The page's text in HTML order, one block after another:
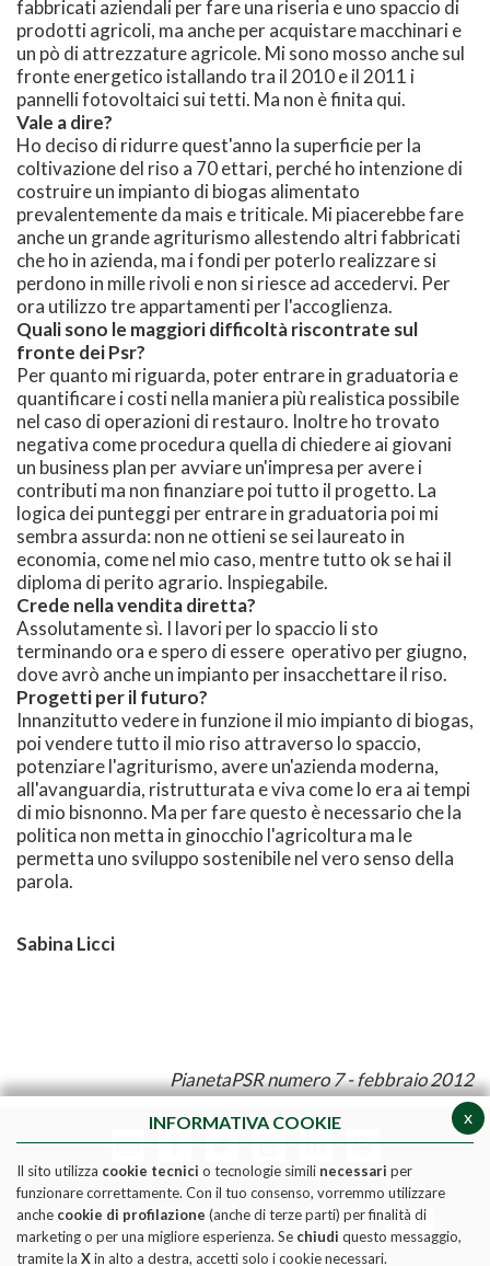
fabbricati aziendali per fare una riseria e uno spaccio di
prodotti agricoli, ma anche per acquistare macchinari e
un pò di attrezzature agricole. Mi sono mosso anche sul
fronte energetico istallando tra il 2010 e il 2011 i
pannelli fotovoltaici sui tetti. Ma non è finita qui.
Vale a dire?
Ho deciso di ridurre quest'anno la superficie per la
coltivazione del riso a 70 ettari, perché ho intenzione di
costruire un impianto di biogas alimentato
prevalentemente da mais e triticale. Mi piacerebbe fare
anche un grande agriturismo allestendo altri fabbricati
che ho in azienda, ma i fondi per poterlo realizzare si
perdono in mille rivoli e non si riesce ad accedervi. Per
ora utilizzo tre appartamenti per l'accoglienza.
Quali sono le maggiori difficoltà riscontrate sul
fronte dei Psr?
Per quanto mi riguarda, poter entrare in graduatoria e
quantificare i costi nella maniera più realistica possibile
nel caso di operazioni di restauro. Inoltre ho trovato
negativa come procedura quella di chiedere ai giovani
un business plan per avviare un'impresa per avere i
contributi ma non finanziare poi tutto il progetto. La
logica dei punteggi per entrare in graduatoria poi mi
sembra assurda: non ne ottieni se sei laureato in
economia, come nel mio caso, mentre tutto ok se hai il
diploma di perito agrario. Inspiegabile.
Crede nella vendita diretta?
Assolutamente sì. I lavori per lo spaccio li sto
terminando ora e spero di essere operativo per giugno,
dove avrò anche un impianto per insacchettare il riso.
Progetti per il futuro?
Innanzitutto vedere in funzione il mio impianto di biogas,
poi vendere tutto il mio riso attraverso lo spaccio,
potenziare l'agriturismo, avere un'azienda moderna,
all'avanguardia, ristrutturata e viva come lo era ai tempi
di mio bisnonno. Ma per fare questo è necessario che la
politica non metta in ginocchio l'agricoltura ma le
permetta uno sviluppo sostenibile nel vero senso della
parola.
Sabina Licci
PianetaPSR numero 7 - febbraio 2012
x
INFORMATIVA COOKIE
Il sito utilizza cookie tecnici o tecnologie simili necessari per
funzionare correttamente. Con il tuo consenso, vorremmo utilizzare
anche cookie di profilazione (anche di terze parti) per finalità di
marketing o per una migliore esperienza. Se chiudi questo messaggio,
tramite la Xin alto a destra, accetti solo i cookie necessari.